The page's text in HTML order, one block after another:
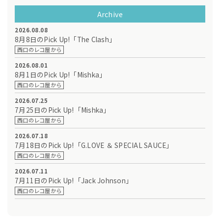
Archive
2026.08.08
8月8日のPick Up!「The Clash」
西口のレコ屋から
2026.08.01
8月1日のPick Up!「Mishka」
西口のレコ屋から
2026.07.25
7月25日のPick Up!「Mishka」
西口のレコ屋から
2026.07.18
7月18日のPick Up!「G.LOVE ＆ SPECIAL SAUCE」
西口のレコ屋から
2026.07.11
7月11日のPick Up!「Jack Johnson」
西口のレコ屋から